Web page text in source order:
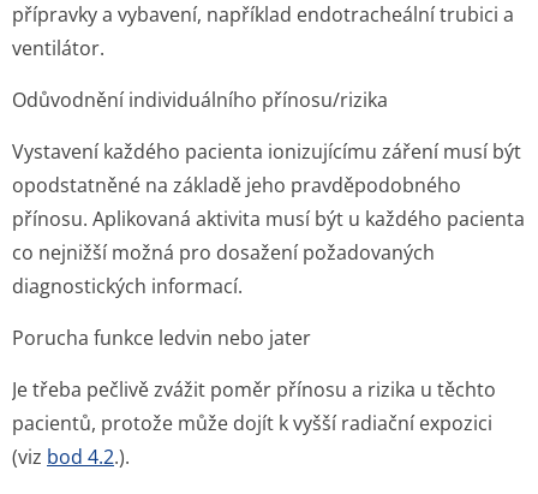
přípravky a vybavení, například endotracheální trubici a
ventilátor.
Odůvodnění individuálního přínosu/rizika
Vystavení každého pacienta ionizujícímu záření musí být
opodstatněné na základě jeho pravděpodobného
přínosu. Aplikovaná aktivita musí být u každého pacienta
co nejnižší možná pro dosažení požadovaných
diagnostických informací.
Porucha funkce ledvin nebo jater
Je třeba pečlivě zvážit poměr přínosu a rizika u těchto
pacientů, protože může dojít k vyšší radiační expozici
(viz bod 4.2.).